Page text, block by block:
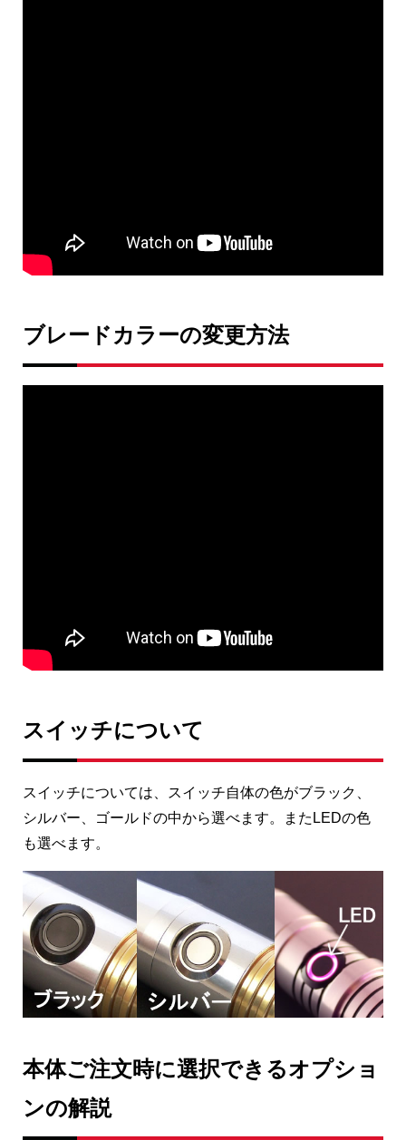
ブレードカラーの変更方法
スイッチについて
スイッチについては、スイッチ自体の色がブラック、
シルバー、ゴールドの中から選べます。またLEDの色
も選べます。
本体ご注文時に選択できるオプショ
ンの解説